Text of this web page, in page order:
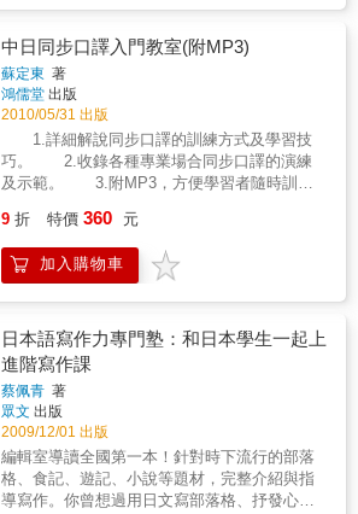
課，本課將要更進階地學習「一大段文章的引
用方式」、「摘要重點式的引用方式」，以及
各類視覺影像（圖表、照片等）的引用情形，
讓您不管引用什麼內容都能得心應手。 & 第11
課撰寫先行研究 什麼是先行研究？撰寫先行研
究時，又該如何著手呢？本課要告訴你只要熟
悉引用方式，就能順利撰寫先行研究。此外，
文時常使用的日文接續詞。 & 第12課常見的研
觀推論論點的方式又是什麼？本課將會仔細說
明常見的研究方法和客觀論點推論的方式，讓
您能選擇適合自己領域專攻的研究方法與推論
方式。 & 第13課撰寫研究內容與研究方法 撰寫
研究計畫書終於來到第三要項「研究內容與研
究方法」。題目訂定太過含糊、考察的標的沒
有具體化，都可以在此再次說明。此外，本課
還會學習限定研究內容、定義、時代分期的概
念。 & 第14課撰寫研究價值（意義）與今後課
題 研究計畫書所必備的第四要項為「研究價值
（意義）與今後課題」。研究有何意義、又有
何價值，正是該論文是否有必要存在的關鍵
明，以免有所誤會。再者，每單元各自獨立，
按單元順序，可自行挑選適當的單元進行授
課。本書的編纂只是一個嘗試的開始，希望今
後能有更完整的內容呈現給大家。本書若對
「中譯日」這門課程有些許助益，實為編輯群
的莫大榮幸。尚乞先進們不吝指教。
中日同步口譯入門教室(附MP3)
蘇定東 著
鴻儒堂 出版
2010/05/31 出版
1.詳細解說同步口譯的訓練方式及學習技
巧。 2.收錄各種專業場合同步口譯的演練
及示範。 3.附MP3，方便學習者隨時訓練
9 折 特價 360 元
加入購物車
日本語寫作力專門塾：和日本學生一起上
進階寫作課
蔡佩青 著
眾文 出版
2009/12/01 出版
編輯室導讀全國第一本！針對時下流行的部落
格、食記、遊記、小說等題材，完整介紹與指
導寫作。你曾想過用日文寫部落格、抒發心情